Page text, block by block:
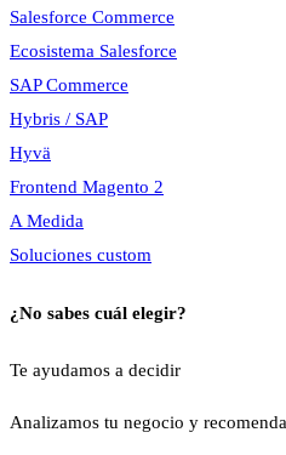
Salesforce Commerce
Ecosistema Salesforce
SAP Commerce
Hybris / SAP
Hyvä
Frontend Magento 2
A Medida
Soluciones custom
¿No sabes cuál elegir?
Te ayudamos a decidir
Analizamos tu negocio y